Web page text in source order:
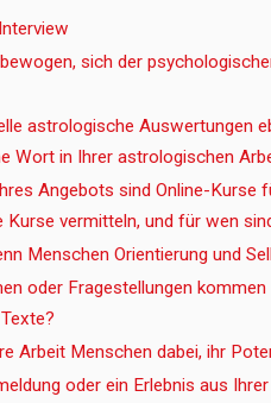
sich der
astrologische Auswertungen
Wort in Ihrer astrologischen
Angebots sind Online-
Kurse vermitteln, und für wen
Menschen Orientierung und
oder Fragestellungen
Arbeit Menschen dabei, ihr
oder ein Erlebnis aus